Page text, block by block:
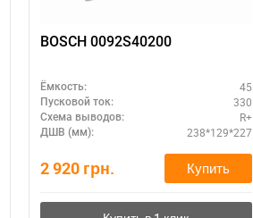
BOSCH 0092S40200
Ёмкость: 45
Пусковой ток: 330
Схема выводов: R+
ДШВ (мм): 238*129*227
2 920 грн. Купить